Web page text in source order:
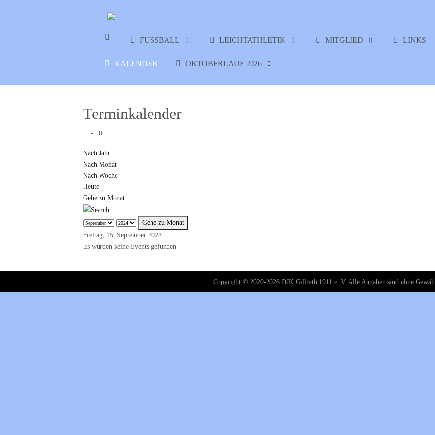
FUSSBALL LEICHTATHLETIK MITGLIED LINKS
KALENDER OKTOBERLAUF 2026
Terminkalender
Nach Jahr
Nach Monat
Nach Woche
Heute
Gehe zu Monat
Gehe zu Monat
Freitag, 15. September 2023
Es wurden keine Events gefunden
Copyright © 2020-2026 DJK Gillrath 1911 e. V. Alle Angaben sind ohne